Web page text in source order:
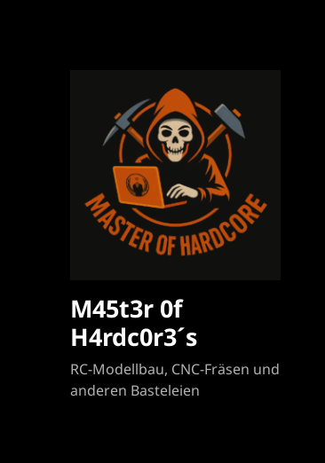
M45t3r 0f
H4rdc0r3´s
RC-Modellbau, CNC-Fräsen und
anderen Basteleien